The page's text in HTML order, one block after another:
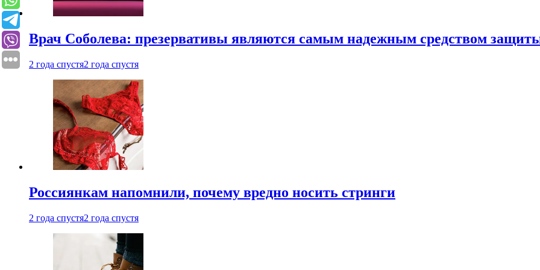
Врач Соболева: презервативы являются самым надежным средством
2 года спустя2 года спустя
Россиянкам напомнили, почему вредно носить стринги
2 года спустя2 года спустя